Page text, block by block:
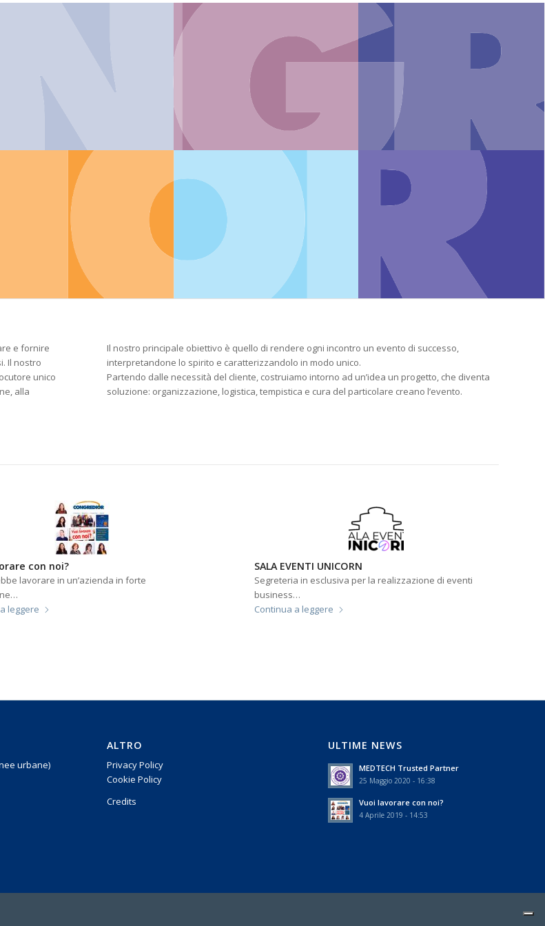
ECAPITAL
SALA EVENTI UNICORN NEWS
e fornire
Il nostro
unico
alla
Il nostro principale obiettivo è quello di rendere ogni incontro un evento di successo,
interpretandone lo spirito e caratterizzandolo in modo unico.
Partendo dalle necessità del cliente, costruiamo intorno ad un’idea un progetto, che diventa
con noi?
lavorare in un’azienda in forte
SALA EVENTI UNICORN
Segreteria in esclusiva per la realizzazione di eventi
business…
urbane)
Privacy Policy
MEDTECH Trusted Partner
Vuoi lavorare con noi?